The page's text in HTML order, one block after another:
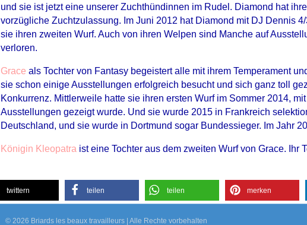
und sie ist jetzt eine unserer Zuchthündinnen im Rudel. Diamond hat
vorzügliche Zuchtzulassung. Im Juni 2012 hat Diamond mit DJ Dennis
sie ihren zweiten Wurf. Auch von ihren Welpen sind Manche auf
verloren.
Grace als Tochter von Fantasy begeistert alle mit ihrem Temperament
sie schon einige Ausstellungen erfolgreich besucht und sich ganz toll
Konkurrenz. Mittlerweile hatte sie ihren ersten Wurf im Sommer 2014,
Ausstellungen gezeigt wurde. Und sie wurde 2015 in Frankreich
Deutschland, und sie wurde in Dortmund sogar Bundessieger. Im Jahr
Königin Kleopatra ist eine Tochter aus dem zweiten Wurf von Grace. Ihr
twittern teilen teilen merken
© 2026 Briards les beaux travailleurs Alle Rechte vorbehalten